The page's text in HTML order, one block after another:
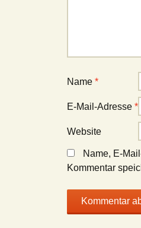
Name *
E-Mail-Adresse *
Website
Name, E-
Kommentar